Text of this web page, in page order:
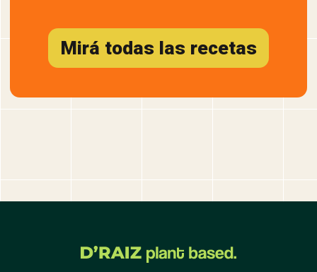
Mirá todas las recetas